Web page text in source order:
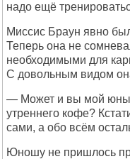
надо ещё
Миссис Браун явно
Теперь она не
необходимыми для
С довольным видом
— Может и вы мой
утреннего кофе?
сами, а обо всём
Юношу не пришлось